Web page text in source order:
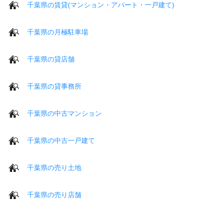
千葉県の賃貸(マンション・アパート・一戸建て)
千葉県の月極駐車場
千葉県の貸店舗
千葉県の貸事務所
千葉県の中古マンション
千葉県の中古一戸建て
千葉県の売り土地
千葉県の売り店舗